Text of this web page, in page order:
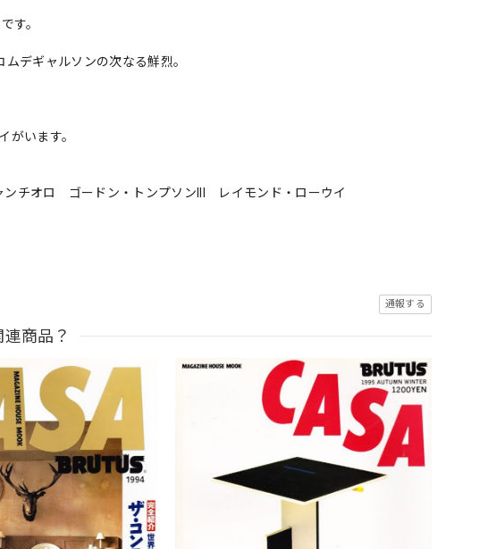
す。
デギャルソンの次なる鮮烈。
がいます。
チオロ ゴードン・トンプソンIII レイモンド・ローウイ
通報する
連商品？